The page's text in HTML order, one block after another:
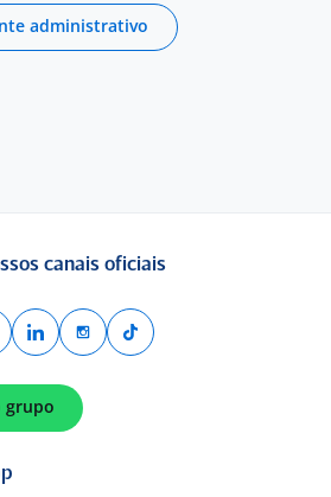
administrativo
canais oficiais
grupo